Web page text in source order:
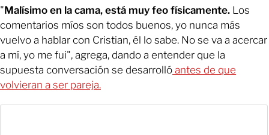
"Malísimo en la cama, está muy feo físicamente. Los
comentarios míos son todos buenos, yo nunca más
vuelvo a hablar con Cristian, él lo sabe. No se va a acercar
a mí, yo me fui", agrega, dando a entender que la
supuesta conversación se desarrolló antes de que
volvieran a ser pareja.